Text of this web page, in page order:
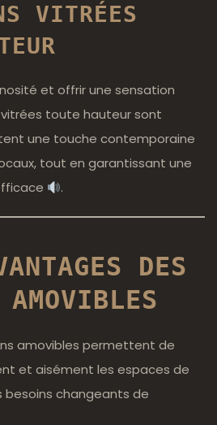
VITRÉES
et offrir une sensation
vitrées toute hauteur sont
une touche contemporaine
tout en garantissant une
.
DES
amovibles permettent de
et aisément les espaces de
changeants de